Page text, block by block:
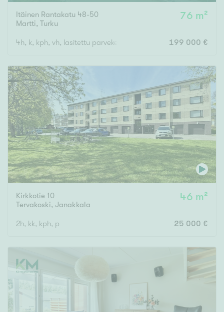
Itäinen Rantakatu 48-50
Martti, Turku
76 m²
4h, k, kph, vh, lasitettu parveke 199 000 €
Kirkkotie 10
Tervakoski, Janakkala
46 m²
2h, kk, kph, p 25 000 €